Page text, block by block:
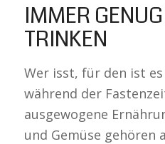
IMMER
TRINKEN
Wer isst, für den ist es
während der
ausgewogene
und Gemüse gehören